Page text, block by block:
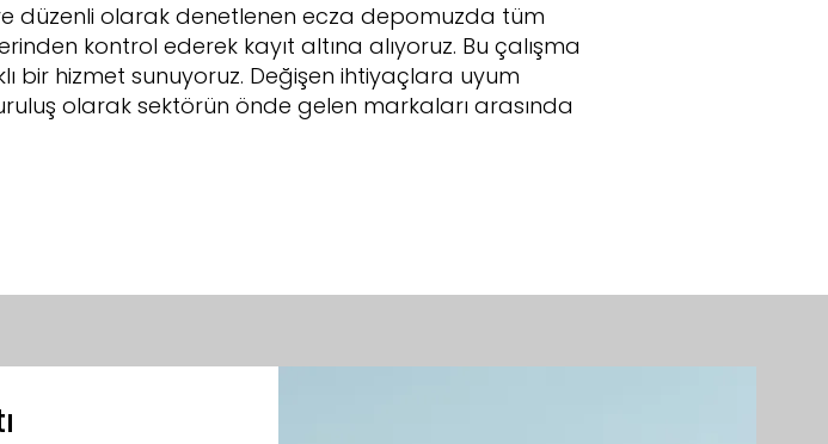
düzenli olarak denetlenen ecza depomuzda tüm
kontrol ederek kayıt altına alıyoruz. Bu çalışma
bir hizmet sunuyoruz. Değişen ihtiyaçlara uyum
olarak sektörün önde gelen markaları arasında